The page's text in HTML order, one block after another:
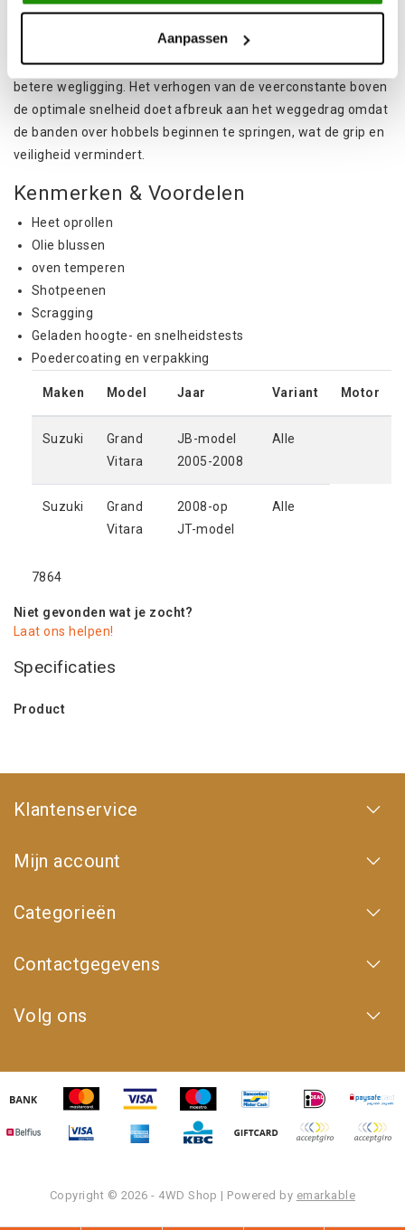
Aanpassen
verbeterd door de oorspronkelijke veerconstante te verhogen
tot een optimale verhouding die de bandadhesie
maximaliseert en de carrosserierol vermindert voor een
betere wegligging. Het verhogen van de veerconstante boven
de optimale snelheid doet afbreuk aan het weggedrag omdat
de banden over hobbels beginnen te springen, wat de grip en
veiligheid vermindert.
Kenmerken & Voordelen
Heet oprollen
Olie blussen
oven temperen
Shotpeenen
Scragging
Geladen hoogte- en snelheidstests
Poedercoating en verpakking
Maken Model Jaar Variant Motor
Suzuki
Grand
Vitara
JB-model
2005-2008
Alle
Suzuki
Grand
Vitara
2008-op
JT-model
Alle
7864
Niet gevonden wat je zocht?
Laat ons helpen!
Specificaties
Product
Klantenservice
Mijn account
Categorieën
Contactgegevens
Volg ons
Copyright © 2026 - 4WD Shop | Powered by emarkable